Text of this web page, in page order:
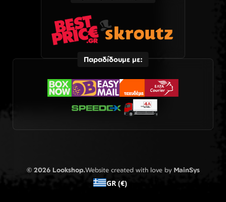
Παραδίδουμε με:
© 2026 Lookshop.Website created with love by MainSys
GR (€)